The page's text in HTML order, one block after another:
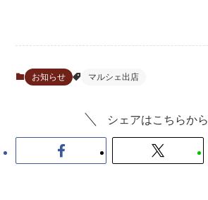
お知らせ マルシェ出店
シェアはこちらから